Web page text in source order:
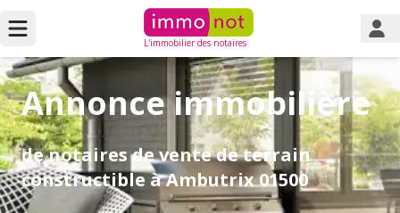
L'immobilier des notaires
Annonce immobilière
de notaires de vente de terrain
constructible à Ambutrix 01500